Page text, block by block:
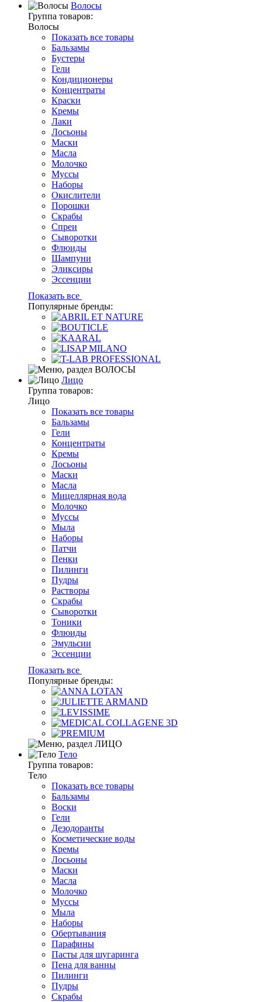
Волосы
Группа товаров:
Волосы
Показать все товары
Бальзамы
Бустеры
Гели
Кондиционеры
Концентраты
Краски
Кремы
Лаки
Лосьоны
Маски
Масла
Молочко
Муссы
Наборы
Окислители
Порошки
Скрабы
Спреи
Сыворотки
Флюиды
Шампуни
Эликсиры
Эссенции
Показать все
Популярные бренды:
Лицо
Группа товаров:
Лицо
Показать все товары
Бальзамы
Гели
Концентраты
Кремы
Лосьоны
Маски
Масла
Мицеллярная вода
Молочко
Муссы
Мыла
Наборы
Патчи
Пенки
Пилинги
Пудры
Растворы
Скрабы
Сыворотки
Тоники
Флюиды
Эмульсии
Эссенции
Показать все
Популярные бренды:
Тело
Группа товаров:
Тело
Показать все товары
Бальзамы
Воски
Гели
Дезодоранты
Косметические воды
Кремы
Лосьоны
Маски
Масла
Молочко
Муссы
Мыла
Наборы
Обертывания
Парафины
Пасты для шугаринга
Пена для ванны
Пилинги
Пудры
Скрабы